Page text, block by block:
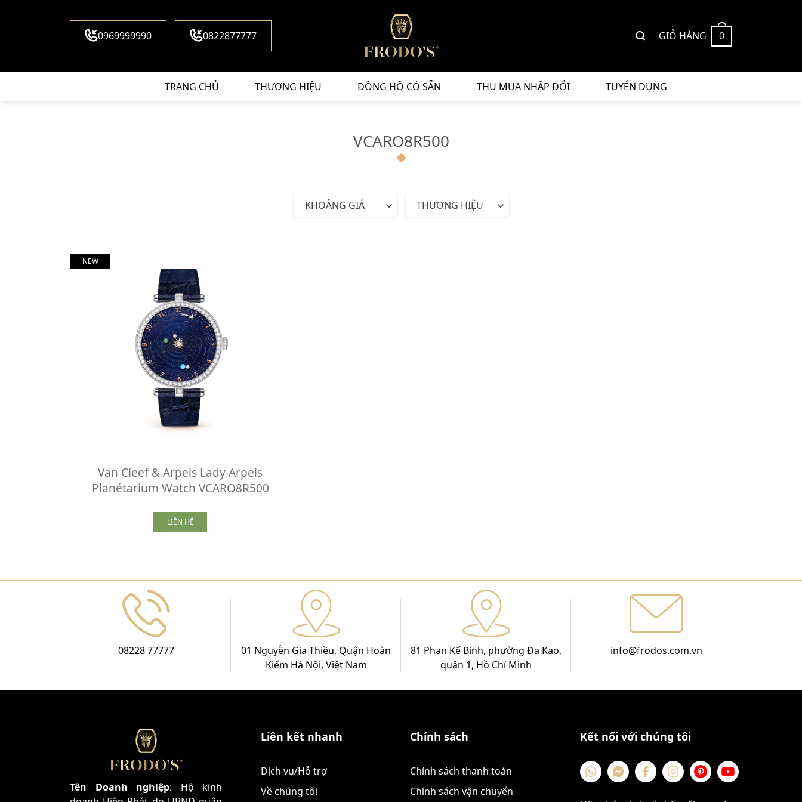
0969999990 0822877777 GIỎ HÀNG 0
TRANG CHỦ THƯƠNG HIỆU ĐỒNG HỒ CÓ SẴN THU MUA NHẬP ĐỔI TUYỂN DỤNG
VCARO8R500
KHOẢNG GIÁ THƯƠNG HIỆU
NEW
Van Cleef & Arpels Lady Arpels
Planétarium Watch VCARO8R500
LIÊN HỆ
08228 77777
01 Nguyễn Gia Thiều, Quận Hoàn
Kiếm Hà Nội, Việt Nam
81 Phan Kế Bính, phường Đa Kao,
quận 1, Hồ Chí Minh
info@frodos.com.vn
Tên Doanh nghiệp: Hộ kinh
Liên kết nhanh
Dịch vụ/Hỗ trợ
Về chúng tôi
Chính sách
Chính sách thanh toán
Chính sách vận chuyển
Kết nối với chúng tôi